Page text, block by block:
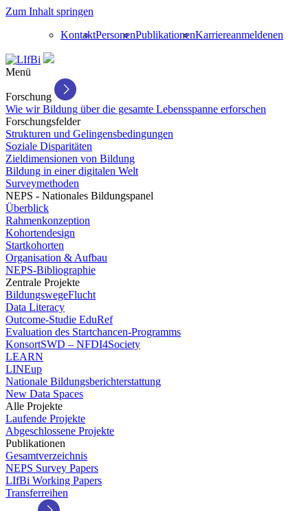
Zum Inhalt springen
KontaktPersonenPublikationenKarriereanmeldenen
Menü
Forschung
Wie wir Bildung über die gesamte Lebensspanne erforschen
Forschungsfelder
Strukturen und Gelingensbedingungen
Soziale Disparitäten
Zieldimensionen von Bildung
Bildung in einer digitalen Welt
Surveymethoden
NEPS - Nationales Bildungspanel
Überblick
Rahmenkonzeption
Kohortendesign
Startkohorten
Organisation & Aufbau
NEPS-Bibliographie
Zentrale Projekte
BildungswegeFlucht
Data Literacy
Outcome-Studie EduRef
Evaluation des Startchancen-Programms
KonsortSWD – NFDI4Society
LEARN
LINEup
Nationale Bildungsberichterstattung
New Data Spaces
Alle Projekte
Laufende Projekte
Abgeschlossene Projekte
Publikationen
Gesamtverzeichnis
NEPS Survey Papers
LIfBi Working Papers
Transferreihen